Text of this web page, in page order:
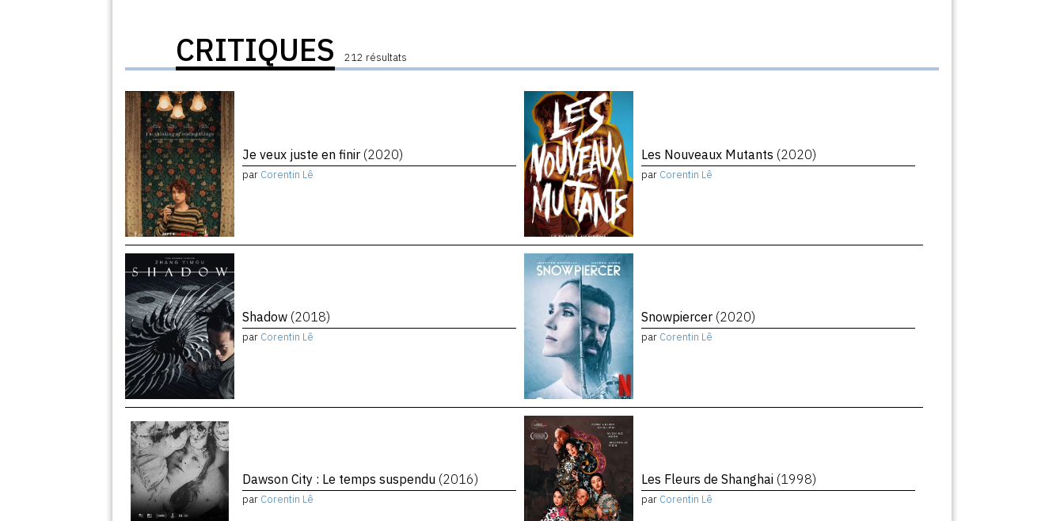
CRITIQUES 212 résultats
Je veux juste en finir (2020)
par Corentin Lê
Les Nouveaux Mutants (2020)
par Corentin Lê
Shadow (2018)
par Corentin Lê
Snowpiercer (2020)
par Corentin Lê
Dawson City : Le temps suspendu (2016)
par Corentin Lê
Les Fleurs de Shanghai (1998)
par Corentin Lê